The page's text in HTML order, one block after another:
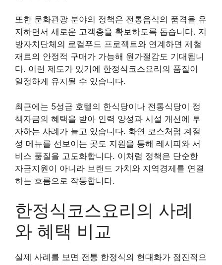
또한 문화관광 분야의 정책은 전통음식의 품격을 유
지하면서 새로운 고객층을 확보하도록 돕습니다. 지
방자치단체의 로컬푸드 프로젝트와 연계하면 제철
재료의 안정적 구매가 가능해 원가절감도 기대됩니
다. 이런 제도가 있기에 한정식코스요리의 품질이
일정하게 유지될 수 있습니다.
최근에는 5성급 호텔의 한식당이나 전통식당이 정
책자금의 혜택을 받아 인력 양성과 시설 개선에 투
자하는 사례가 늘고 있습니다. 화연 코스처럼 계절
성 메뉴를 선보이는 곳도 지원을 통해 레시피와 서
비스 품질을 고도화합니다. 이처럼 정책은 단순한
자금지원이 아니라 브랜드 가치와 지역경제를 연결
하는 흐름으로 작동합니다.
한정식코스요리의 사례
와 혜택 비교
실제 사례를 보면 전통 한정식의 현대화가 점진적으